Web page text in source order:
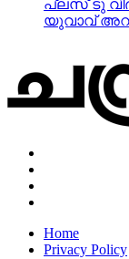
പ്ലസ് ടു
യുവാവ്
Home
Privacy Policy